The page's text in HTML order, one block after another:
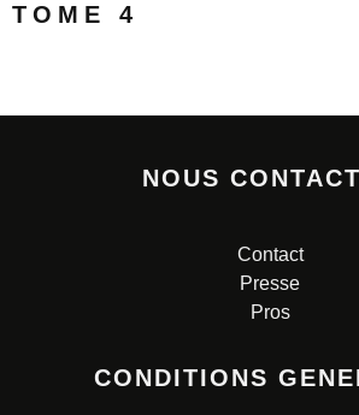
TOME 4
NOUS
Contact
Presse
Pros
CONDITIONS